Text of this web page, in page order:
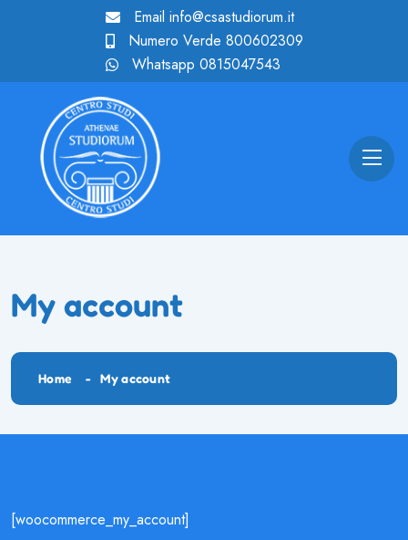
Email info@csastudiorum.it
Numero Verde 800602309
Whatsapp 0815047543
My account
Home My account
[woocommerce_my_account]